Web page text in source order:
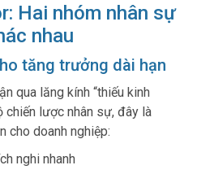
Hai nhóm nhân sự
nhau
tăng trưởng dài hạn
qua lăng kính “thiếu kinh
chiến lược nhân sự, đây là
cho doanh nghiệp:
nghi nhanh